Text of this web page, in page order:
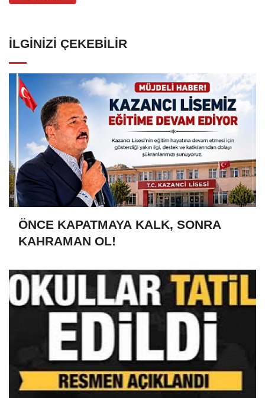
İLGINIZI ÇEKEBILIR
ÖNCE KAPATMAYA KALK, SONRA
KAHRAMAN OL!